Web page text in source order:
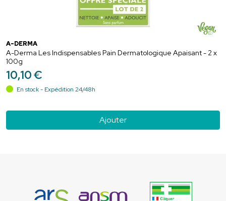
A-DERMA
A-Derma Les Indispensables Pain Dermatologique Apaisant - 2 x
100g
10,10€
En stock - Expédition 24/48h
Ajouter